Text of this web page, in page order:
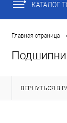
КАТАЛОГ
Главная страница
ВЕРНУТЬСЯ В